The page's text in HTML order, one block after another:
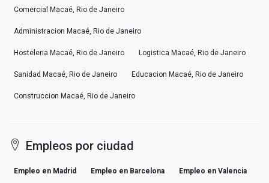
Comercial Macaé, Rio de Janeiro
Administracion Macaé, Rio de Janeiro
Hosteleria Macaé, Rio de Janeiro Logistica Macaé, Rio de Janeiro
Sanidad Macaé, Rio de Janeiro Educacion Macaé, Rio de Janeiro
Construccion Macaé, Rio de Janeiro
Empleos por ciudad
Empleo en Madrid Empleo en Barcelona Empleo en Valencia